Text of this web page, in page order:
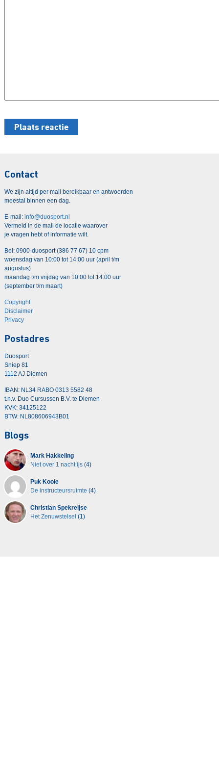
Contact
We zijn altijd per mail bereikbaar en antwoorden
meestal binnen een dag.
E-mail: info@duosport.nl
Vermeld in de mail de locatie waarover
je vragen hebt of informatie wilt.
Bel: 0900-duosport (386 77 67) 10 cpm
woensdag van 10:00 tot 14:00 uur (april t/m
augustus)
maandag t/m vrijdag van 10:00 tot 14:00 uur
(september t/m maart)
Copyright
Disclaimer
Privacy
Postadres
Duosport
Sniep 81
1112 AJ Diemen
IBAN: NL34 RABO 0313 5582 48
t.n.v. Duo Cursussen B.V. te Diemen
KVK: 34125122
BTW: NL808606943B01
Blogs
Mark Hakkeling
Niet over 1 nacht ijs(4)
Puk Koole
De instructeursruimte (4)
Christian Spekreijse
Het Zenuwstelsel (1)